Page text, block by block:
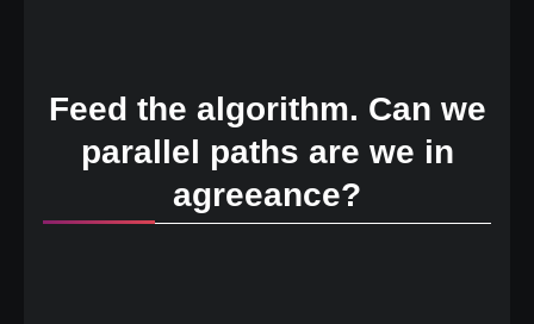
Feed the algorithm. Can we
parallel paths are we in
agreeance?